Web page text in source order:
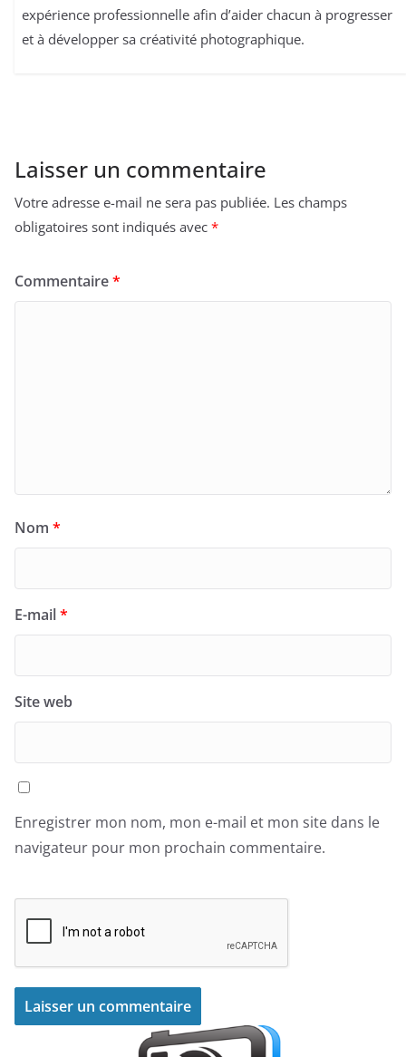
expérience professionnelle afin d’aider chacun à progresser
et à développer sa créativité photographique.
Laisser un commentaire
Votre adresse e-mail ne sera pas publiée. Les champs
obligatoires sont indiqués avec *
Commentaire*
Nom *
E-mail*
Site web
Enregistrer mon nom, mon e-mail et mon site dans le
navigateur pour mon prochain commentaire.